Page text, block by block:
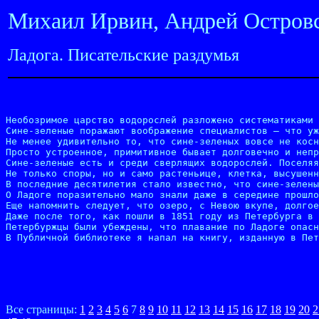
Михаил Ирвин, Андрей
Ладога. Писательские раздумья
Необозримое царство водорослей разложено
Сине-зеленые поражают воображение специалистов —
Не менее удивительно то, что сине-зеленых вовсе не
Просто устроенное, примитивное бывает долговечно и
Сине-зеленые есть и среди сверлящих водорослей.
Не только споры, но и само растеньице, клетка,
В последние десятилетия стало известно, что сине-
О Ладоге поразительно мало знали даже в середине
Еще напомнить следует, что озеро, с Невою вкупе,
Даже после того, как пошли в 1851 году из Петербурга в
Петербуржцы были убеждены, что плавание по Ладоге
В Публичной библиотеке я напал на книгу, изданную в
Все страницы: 1 2 3 4 5 6 7 8 9 10 11 12 13 14 15 16 17 18 19 20